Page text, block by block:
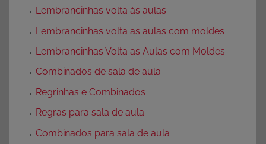
→ Lembrancinhas volta às aulas
→ Lembrancinhas volta as aulas com moldes
→ Lembrancinhas Volta as Aulas com Moldes
→ Combinados de sala de aula
→ Regrinhas e Combinados
→ Regras para sala de aula
→ Combinados para sala de aula